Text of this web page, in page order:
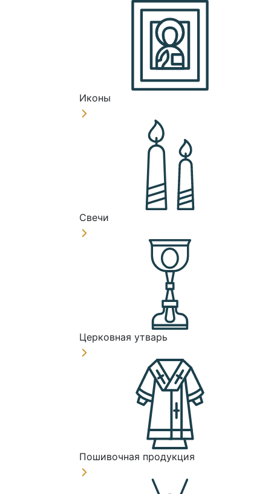
Иконы
Свечи
Церковная утварь
Пошивочная продукция